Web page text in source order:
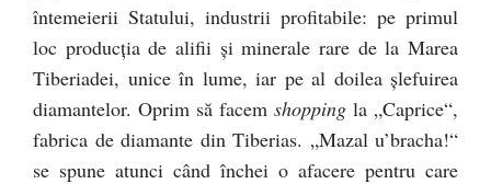
întemeierii Statului, industrii profitabile: pe primul
loc producţia de alifii şi minerale rare de la Marea
Tiberiadei, unice în lume, iar pe al doilea şlefuirea
diamantelor. Oprim să facem shopping la „Caprice“,
fabrica de diamante din Tiberias. „Mazal u’bracha!“
se spune atunci când închei o afacere pentru care